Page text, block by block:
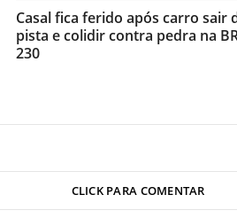
Casal fica ferido após carro sair
pista e colidir contra pedra na
230
CLICK PARA COMENTAR